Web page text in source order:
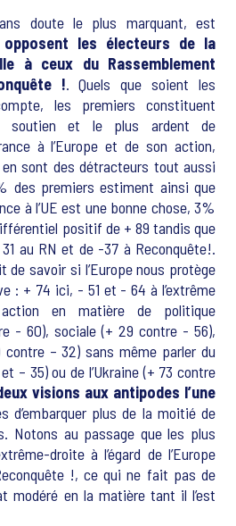
doute le plus marquant, est
opposent les électeurs de la
à ceux du Rassemblement
!. Quels que soient les
les premiers constituent
soutien et le plus ardent de
à l’Europe et de son action,
sont des détracteurs tout aussi
des premiers estiment ainsi que
à l’UE est une bonne chose, 3%
positif de + 89 tandis que
au RN et de -37 à Reconquête!.
savoir si l’Europe nous protège
: + 74 ici, - 51 et - 64 à l’extrême
en matière de politique
- 60), sociale (+ 29 contre - 56),
contre – 32) sans même parler du
– 35) ou de l’Ukraine (+ 73 contre
visions aux antipodes l’une
d’embarquer plus de la moitié de
Notons au passage que les plus
droite à l’égard de l’Europe
!, ce qui ne fait pas de
modéré en la matière tant il l’est